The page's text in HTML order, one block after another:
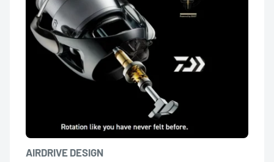
AIRDRIVE DESIGN